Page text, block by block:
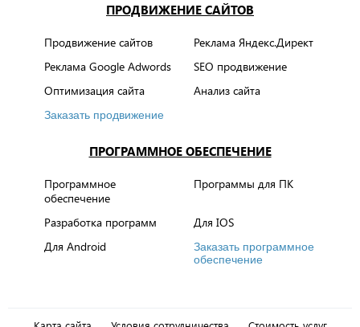
ПРОДВИЖЕНИЕ САЙТОВ
Продвижение сайтов
Реклама Яндекс.Директ
Реклама Google Adwords
SEO продвижение
Оптимизация сайта
Анализ сайта
Заказать продвижение
ПРОГРАММНОЕ ОБЕСПЕЧЕНИЕ
Программное
обеспечение
Программы для ПК
Разработка программ
Для IOS
Для Android
Заказать программное
обеспечение